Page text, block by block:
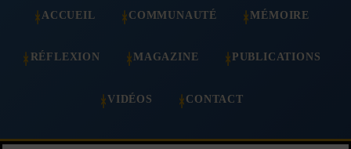
ACCUEIL COMMUNAUTÉ MÉMOIRE
RÉFLEXION MAGAZINE PUBLICATIONS
VIDÉOS CONTACT